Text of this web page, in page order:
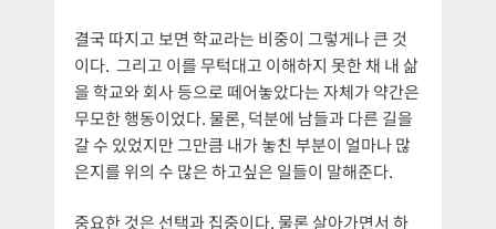
결국 따지고 보면 학교라는 비중이 그렇게나 큰 것
이다. 그리고 이를 무턱대고 이해하지 못한 채 내 삶
을 학교와 회사 등으로 떼어놓았다는 자체가 약간은
무모한 행동이었다. 물론, 덕분에 남들과 다른 길을
갈 수 있었지만 그만큼 내가 놓친 부분이 얼마나 많
은지를 위의 수 많은 하고싶은 일들이 말해준다.
중요한 것은 선택과 집중이다. 물론 살아가면서 하